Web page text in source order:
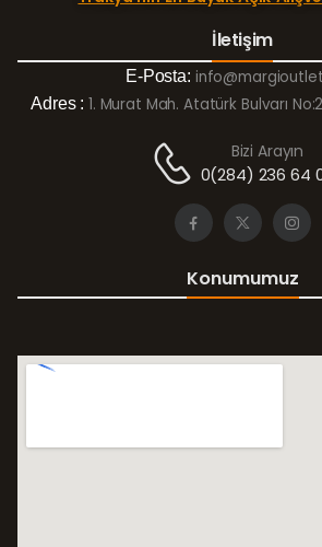
İletişim
E-Posta:
Adres : 1. Murat Mah. Atatürk Bulvarı
Bizi Arayın
0(284) 236 64
Konumumuz